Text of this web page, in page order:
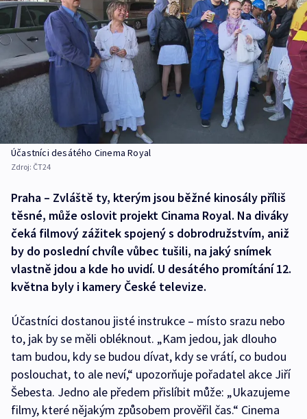
Účastníci desátého Cinema Royal
Zdroj: ČT24
Praha – Zvláště ty, kterým jsou běžné kinosály příliš
těsné, může oslovit projekt Cinama Royal. Na diváky
čeká filmový zážitek spojený s dobrodružstvím, aniž
by do poslední chvíle vůbec tušili, na jaký snímek
vlastně jdou a kde ho uvidí. U desátého promítání 12.
května byly i kamery České televize.
Účastníci dostanou jisté instrukce – místo srazu nebo
to, jak by se měli obléknout. „Kam jedou, jak dlouho
tam budou, kdy se budou dívat, kdy se vrátí, co budou
poslouchat, to ale neví,“ upozorňuje pořadatel akce Jiří
Šebesta. Jedno ale předem přislíbit může: „Ukazujeme
filmy, které nějakým způsobem prověřil čas.“ Cinema